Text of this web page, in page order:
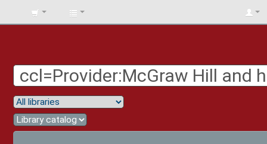
BIBLIOTECA